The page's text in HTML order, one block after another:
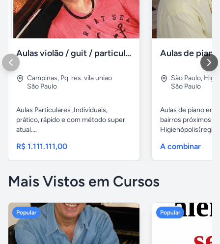
Aulas violão / guit / particular
Campinas, Pq. res. vila uniao
São Paulo
Aulas Particulares ,Individuais,
prático, rápido e com método super
atual....
R$ 1.111.111,00
São Paulo,
São Paulo
Aulas de piano em
bairros próximos
A combinar
Mais Vistos em Cursos
Popular Popular